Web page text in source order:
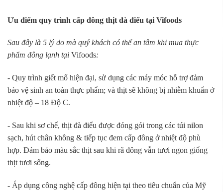
Ưu điểm quy trình cấp đông thịt đà điểu tại Vifoods
Sau đây là 5 lý do mà quý khách có thể an tâm khi mua thực
phẩm đông lạnh tại Vifoods:
- Quy trình giết mổ hiện đại, sử dụng các máy móc hỗ trợ đảm
bảo vệ sinh an toàn thực phẩm; và thịt sẽ không bị nhiễm khuẩn ở
nhiệt độ – 18 Độ C.
- Sau khi sơ chế, thịt đà điểu được đóng gói trong các túi nilon
sạch, hút chân không & tiếp tục đem cấp đông ở nhiệt độ phù
hợp. Đảm bảo màu sắc thịt sau khi rã đông vẫn tươi ngon giống
thịt tươi sống.
- Áp dụng công nghệ cấp đông hiện tại theo tiêu chuẩn của Mỹ